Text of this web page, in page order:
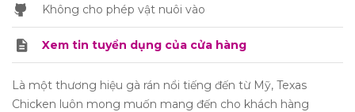
Không cho phép vật nuôi vào
Xem tin tuyển dụng của cửa hàng
Là một thương hiệu gà rán nổi tiếng đến từ Mỹ, Texas
Chicken luôn mong muốn mang đến cho khách hàng